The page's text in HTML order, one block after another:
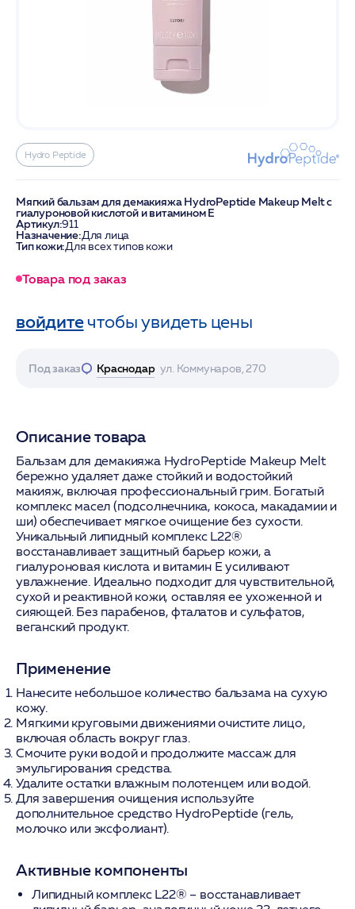
Hydro Peptide
Мягкий бальзам для демакияжа HydroPeptide Makeup Melt с
гиалуроновой кислотой и витамином Е
Артикул:911
Назначение:Для лица
Тип кожи:Для всех типов кожи
Товара под заказ
войдитечтобы увидеть цены
Под заказ Краснодар ул. Коммунаров, 270
Описание товара
Бальзам для демакияжа HydroPeptide Makeup Melt
бережно удаляет даже стойкий и водостойкий
макияж, включая профессиональный грим. Богатый
комплекс масел (подсолнечника, кокоса, макадамии и
ши) обеспечивает мягкое очищение без сухости.
Уникальный липидный комплекс L22®
восстанавливает защитный барьер кожи, а
гиалуроновая кислота и витамин Е усиливают
увлажнение. Идеально подходит для чувствительной,
сухой и реактивной кожи, оставляя ее ухоженной и
сияющей. Без парабенов, фталатов и сульфатов,
веганский продукт.
Применение
Нанесите небольшое количество бальзама на сухую
кожу.
Мягкими круговыми движениями очистите лицо,
включая область вокруг глаз.
Смочите руки водой и продолжите массаж для
эмульгирования средства.
Удалите остатки влажным полотенцем или водой.
Для завершения очищения используйте
дополнительное средство HydroPeptide (гель,
молочко или эксфолиант).
Активные компоненты
Липидный комплекс L22® – восстанавливает